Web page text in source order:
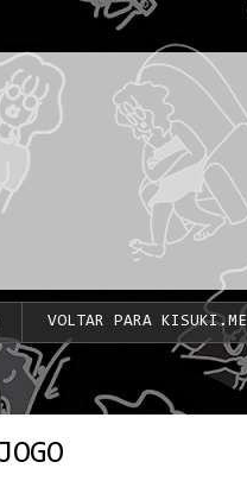
VOLTAR PARA KISUKI.ME